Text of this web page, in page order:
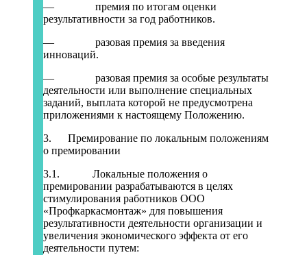
— премия по итогам оценки
результативности за год работников.
— разовая премия за введения
инноваций.
— разовая премия за особые результаты
деятельности или выполнение специальных
заданий, выплата которой не предусмотрена
приложениями к настоящему Положению.
3. Премирование по локальным положениям
о премировании
3.1. Локальные положения о
премировании разрабатываются в целях
стимулирования работников ООО
«Профкаркасмонтаж» для повышения
результативности деятельности организации и
увеличения экономического эффекта от его
деятельности путем: